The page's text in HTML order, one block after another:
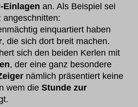
Einlagen an. Als Beispiel sei
angeschnitten:
einquartiert haben
, die sich dort breit machen.
sich den beiden Kerlen mit
, der eine ganz besondere
nämlich präsentiert keine
wem dieStunde zur